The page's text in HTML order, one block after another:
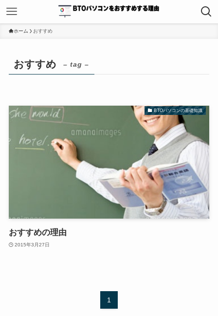
ホーム おすすめ
おすすめ – tag –
BTOパソコンの基礎知識
おすすめの理由
2015年3月27日
1